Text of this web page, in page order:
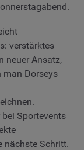
verstärktes
neuer Ansatz,
man Dorseys
Sportevents
nächste Schritt.